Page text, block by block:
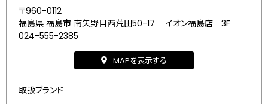
〒960-0112
福島県 福島市 南矢野目西荒田50-17 イオン福島店 3F
024-555-2385
MAPを表示する
取扱ブランド